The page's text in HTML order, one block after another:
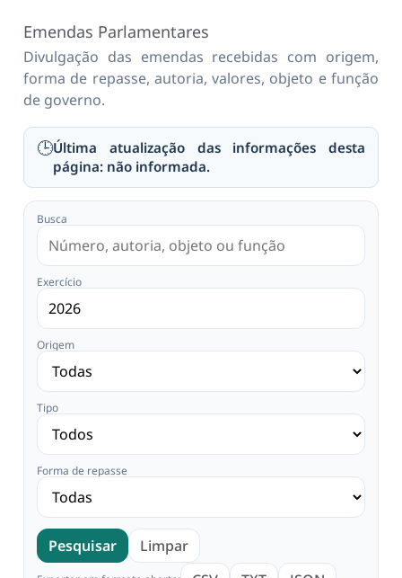
Emendas Parlamentares
Divulgação das emendas recebidas com origem,
forma de repasse, autoria, valores, objeto e função
de governo.
🕒Última atualização das informações desta
página: não informada.
Busca
Exercício
Origem
Tipo
Forma de repasse
Pesquisar Limpar